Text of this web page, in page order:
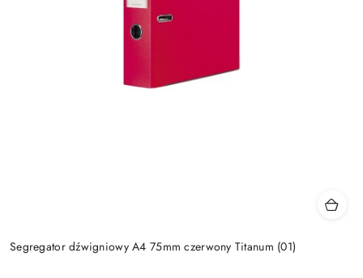
Segregator dźwigniowy A4 75mm czerwony Titanum (01)